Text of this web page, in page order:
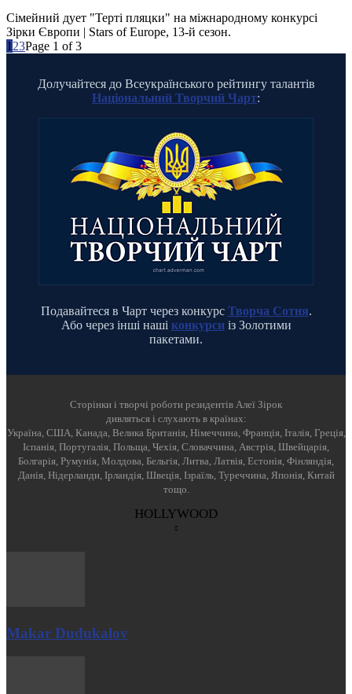
Сімейний дует "Терті пляцки" на міжнародному конкурсі
Зірки Європи | Stars of Europe, 13-й сезон.
1 23Page 1 of 3
Долучайтеся до Всеукраїнського рейтингу талантів
Національний Творчий Чарт:
Подавайтеся в Чарт через конкурс Творча Сотня.
Або через інші наші конкурсиіз Золотими
пакетами.
Cторінки і творчі роботи резидентів Алеї Зірок
дивляться і слухають в країнах:
Україна, США, Канада, Велика Британія, Німеччина, Франція, Італія, Греція,
Іспанія, Португалія, Польща, Чехія, Словаччина, Австрія, Швейцарія,
Болгарія, Румунія, Молдова, Бельгія, Литва, Латвія, Естонія, Фінляндія,
Данія, Нідерланди, Ірландія, Швеція, Ізраїль, Туреччина, Японія, Китай
тощо.
HOLLYWOOD
Makar Dudukalov